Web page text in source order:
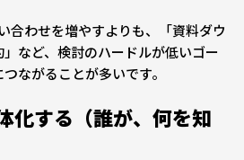
合わせを増やすよりも、「資料ダウ
など、検討のハードルが低いゴー
ながることが多いです。
化する（誰が、何を知